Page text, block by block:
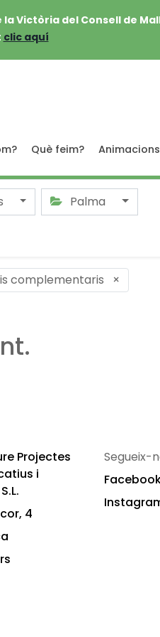
Victòria del Consell de
clic aquí
Què feim?
Palma
complementaris ×
Projectes
i
4
Segueix-